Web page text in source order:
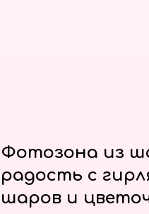
Фотозона из
радость с
шаров и